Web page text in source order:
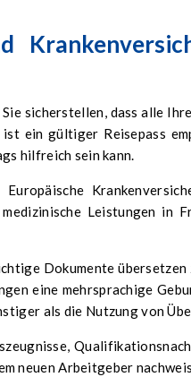
sicherstellen, dass alle
ist ein gültiger Reisepass
hilfreich sein kann.
Leistungen in
Dokumente
eine mehrsprachige
als die Nutzung von
neuen Arbeitgeber